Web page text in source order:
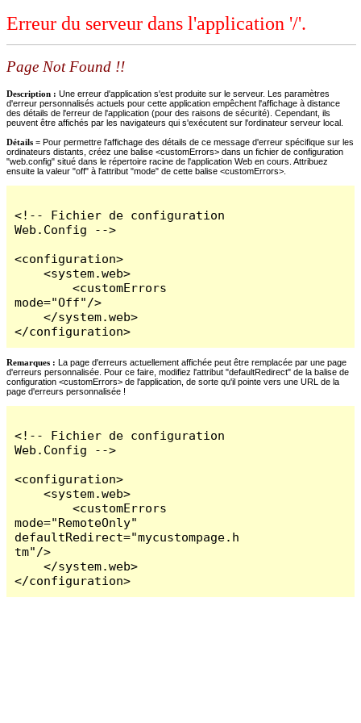
Erreur du serveur dans l'application '/'.
Page Not Found !!
Description : Une erreur d'application s'est produite sur le serveur. Les paramètres
d'erreur personnalisés actuels pour cette application empêchent l'affichage à distance
des détails de l'erreur de l'application (pour des raisons de sécurité). Cependant, ils
peuvent être affichés par les navigateurs qui s'exécutent sur l'ordinateur serveur local.
Détails = Pour permettre l'affichage des détails de ce message d'erreur spécifique sur les
ordinateurs distants, créez une balise <customErrors> dans un fichier de configuration
"web.config" situé dans le répertoire racine de l'application Web en cours. Attribuez
ensuite la valeur "off" à l'attribut "mode" de cette balise <customErrors>.
<!-- Fichier de configuration
Web.Config -->
<configuration>
    <system.web>
        <customErrors
mode="Off"/>
    </system.web>
</configuration>
Remarques : La page d'erreurs actuellement affichée peut être remplacée par une page
d'erreurs personnalisée. Pour ce faire, modifiez l'attribut "defaultRedirect" de la balise de
configuration <customErrors> de l'application, de sorte qu'il pointe vers une URL de la
page d'erreurs personnalisée !
<!-- Fichier de configuration
Web.Config -->
<configuration>
    <system.web>
        <customErrors
mode="RemoteOnly"
defaultRedirect="mycustompage.h
tm"/>
    </system.web>
</configuration>